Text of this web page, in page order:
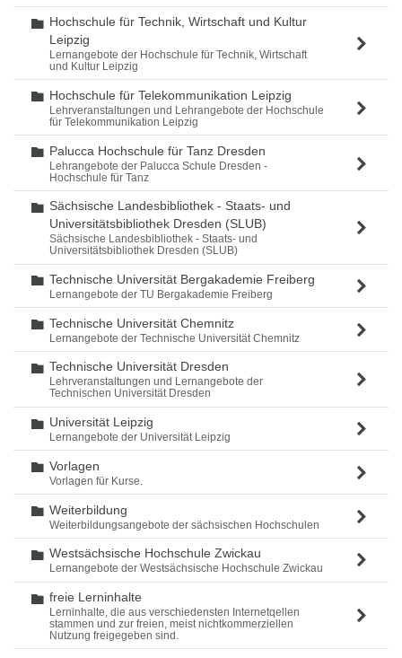
Ordner
Hochschule für Technik, Wirtschaft und Kultur
Leipzig
Lernangebote der Hochschule für Technik, Wirtschaft
und Kultur Leipzig
Ordner
Hochschule für Telekommunikation Leipzig
Lehrveranstaltungen und Lehrangebote der Hochschule
für Telekommunikation Leipzig
Ordner
Palucca Hochschule für Tanz Dresden
Lehrangebote der Palucca Schule Dresden -
Hochschule für Tanz
Ordner
Sächsische Landesbibliothek - Staats- und
Universitätsbibliothek Dresden (SLUB)
Sächsische Landesbibliothek - Staats- und
Universitätsbibliothek Dresden (SLUB)
Ordner
Technische Universität Bergakademie Freiberg
Lernangebote der TU Bergakademie Freiberg
Ordner
Technische Universität Chemnitz
Lernangebote der Technische Universität Chemnitz
Ordner
Technische Universität Dresden
Lehrveranstaltungen und Lernangebote der
Technischen Universität Dresden
Ordner
Universität Leipzig
Lernangebote der Universität Leipzig
Ordner
Vorlagen
Vorlagen für Kurse.
Ordner
Weiterbildung
Weiterbildungsangebote der sächsischen Hochschulen
Ordner
Westsächsische Hochschule Zwickau
Lernangebote der Westsächsische Hochschule Zwickau
Ordner
freie Lerninhalte
Lerninhalte, die aus verschiedensten Internetqellen
stammen und zur freien, meist nichtkommerziellen
Nutzung freigegeben sind.